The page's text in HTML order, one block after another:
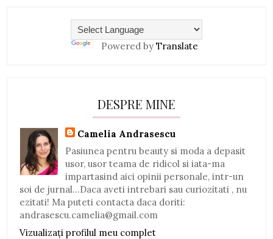
Powered by Translate
DESPRE MINE
Camelia Andrasescu
Pasiunea pentru beauty si moda a depasit
usor, usor teama de ridicol si iata-ma
impartasind aici opinii personale, intr-un
soi de jurnal...Daca aveti intrebari sau curiozitati , nu
ezitati! Ma puteti contacta daca doriti:
andrasescu.camelia@gmail.com
Vizualizați profilul meu complet